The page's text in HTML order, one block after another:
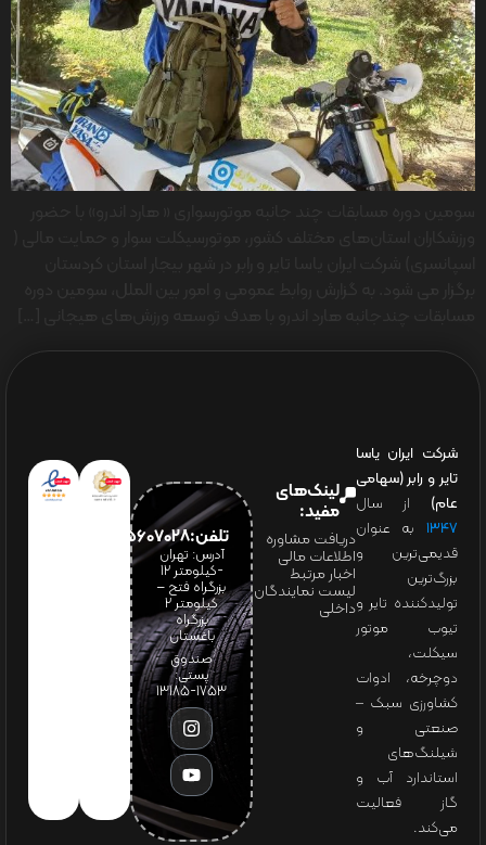
شرکت ایران یاسا
تایر و رابر (سهامی
عام) از سال
۱۳۴۷ به عنوان
قدیمی‌ترین و
بزرگ‌ترین
تولیدکننده تایر و
تیوب موتور
سیکلت،
دوچرخه، ادوات
کشاورزی سبک –
صنعتی و
شیلنگ‌های
استاندارد آب و
گاز فعالیت
می‌کند.
لینک‌های
مفید:
دریافت مشاوره
اطلاعات مالی
اخبار مرتبط
لیست نمایندگان
داخلی
تلفن:65607028(021)
آدرس: تهران
-کیلومتر 12
بزرگراه فتح –
کیلومتر ۲
بزرگراه
باغستان
صندوق
پستی:
1753-13185